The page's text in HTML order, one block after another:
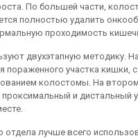
По большей части,
полностью удалить
проходимость
двухэтапную методику.
пораженного участка кишки, с
колостомы. На втором
и дистальный
отдела лучше всего